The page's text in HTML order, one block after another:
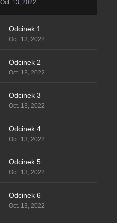
Oct. 13, 2022
Odcinek 1
Oct. 13, 2022
Odcinek 2
Oct. 13, 2022
Odcinek 3
Oct. 13, 2022
Odcinek 4
Oct. 13, 2022
Odcinek 5
Oct. 13, 2022
Odcinek 6
Oct. 13, 2022